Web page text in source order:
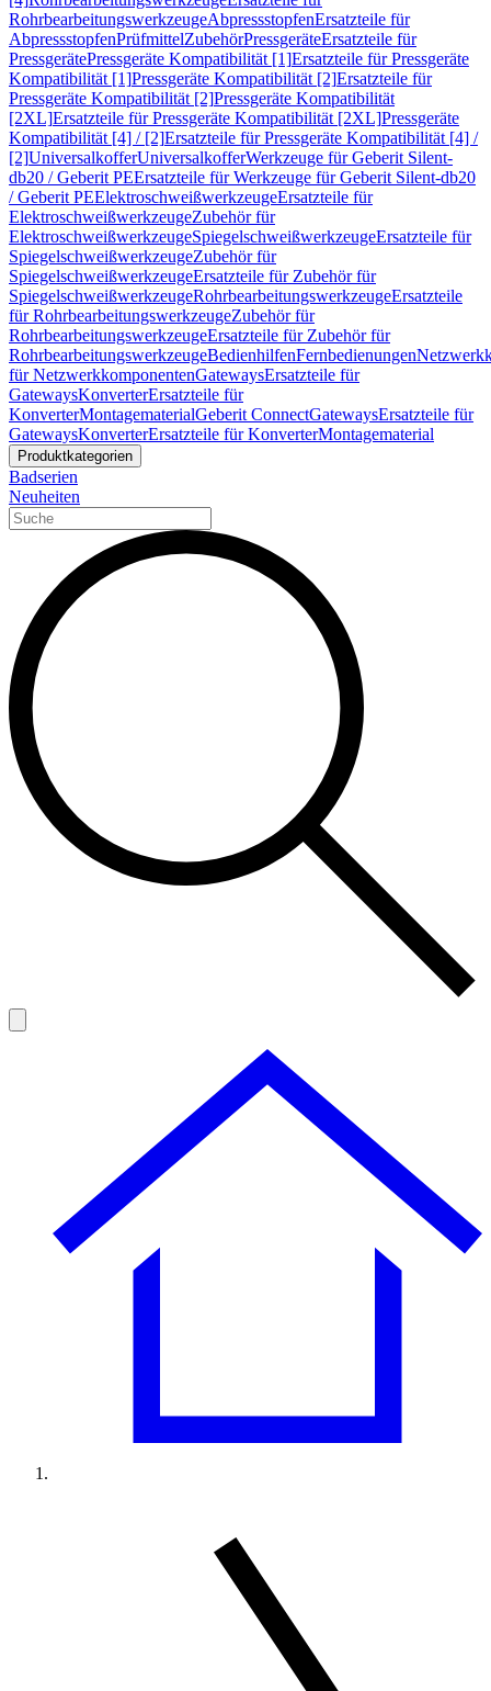
RohrbearbeitungswerkzeugeAbpressstopfenErsatzteile für
AbpressstopfenPrüfmittelZubehörPressgeräteErsatzteile für
PressgerätePressgeräte Kompatibilität [1]Ersatzteile für Pressgeräte
Kompatibilität [1]Pressgeräte Kompatibilität [2]Ersatzteile für
Pressgeräte Kompatibilität [2]Pressgeräte Kompatibilität
[2XL]Ersatzteile für Pressgeräte Kompatibilität [2XL]Pressgeräte
Kompatibilität [4] / [2]Ersatzteile für Pressgeräte Kompatibilität [4] /
[2]UniversalkofferUniversalkofferWerkzeuge für Geberit Silent-
db20 / Geberit PEErsatzteile für Werkzeuge für Geberit Silent-db20
/ Geberit PEElektroschweißwerkzeugeErsatzteile für
ElektroschweißwerkzeugeZubehör für
ElektroschweißwerkzeugeSpiegelschweißwerkzeugeErsatzteile für
SpiegelschweißwerkzeugeZubehör für
SpiegelschweißwerkzeugeErsatzteile für Zubehör für
SpiegelschweißwerkzeugeRohrbearbeitungswerkzeugeErsatzteile
für RohrbearbeitungswerkzeugeZubehör für
RohrbearbeitungswerkzeugeErsatzteile für Zubehör für
RohrbearbeitungswerkzeugeBedienhilfenFernbedienungen
für NetzwerkkomponentenGatewaysErsatzteile für
GatewaysKonverterErsatzteile für
KonverterMontagematerialGeberit ConnectGatewaysErsatzteile für
GatewaysKonverterErsatzteile für KonverterMontagematerial
Produktkategorien
Badserien
Neuheiten